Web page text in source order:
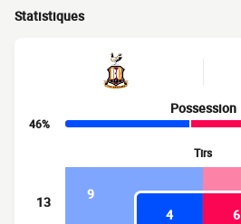
Statistiques
Possession
46%
Tirs
13 9
4
6